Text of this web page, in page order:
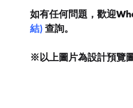
如有任何問題，歡迎
結) 查詢。
※以上圖片為設計預覽